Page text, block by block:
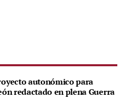
autonómico para
redactado en plena Guerra